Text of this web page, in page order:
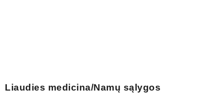
Liaudies medicina/Namų sąlygos